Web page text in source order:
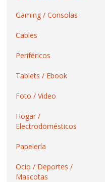
Gaming / Consolas
Cables
Periféricos
Tablets / Ebook
Foto / Video
Hogar /
Electrodomésticos
Papelería
Ocio / Deportes /
Mascotas